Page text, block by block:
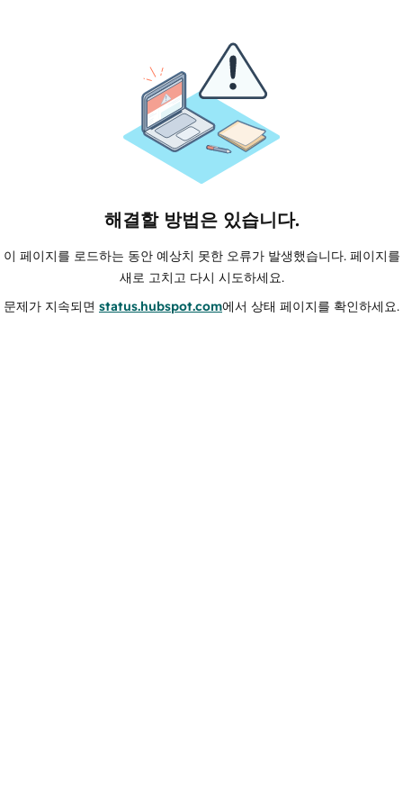
해결할 방법은 있습니다.
이 페이지를 로드하는 동안 예상치 못한 오류가 발생했습니다. 페이지를
새로 고치고 다시 시도하세요.
문제가 지속되면 status.hubspot.com에서 상태 페이지를 확인하세요.